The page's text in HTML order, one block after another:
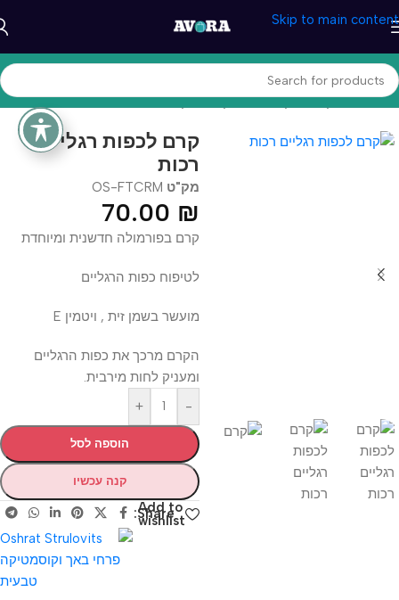
Skip to main content
עמוד הבית/קוסמטיקה וטיפוח/קוסמטיקה טבעית
קרם לכפות רגליים
רכות
מק"ט OS-FTCRM
70.00 ₪
קרם בפורמולה חדשנית ומיוחדת
לטיפוח כפות הרגליים
מועשר בשמן זית , ויטמין E
הקרם מרכך את כפות הרגליים
ומעניק לחות מירבית.
-
+
הוספה לסל
קנה עכשיו
Add to
wishlist
Share: